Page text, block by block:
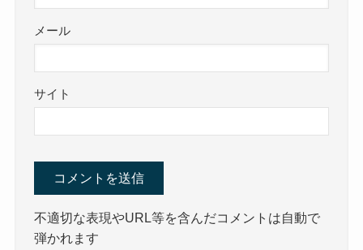
メール
サイト
不適切な表現やURL等を含んだコメントは自動で
弾かれます